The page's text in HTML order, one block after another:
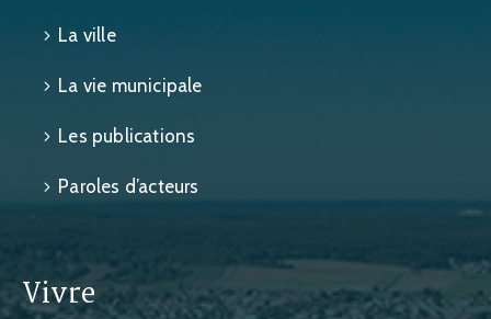
La ville
La vie municipale
Les publications
Paroles d’acteurs
Vivre